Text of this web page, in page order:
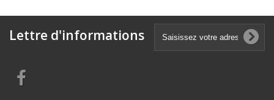
Lettre d'informations